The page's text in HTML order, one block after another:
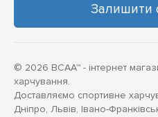
Залишити
© 2026 BCAA™ - інтернет
харчування.
Доставляємо спортивне
Дніпро, Львів, Івано-